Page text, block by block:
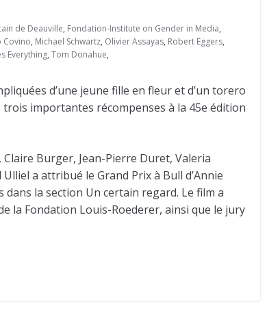
de Deauville, Fondation-Institute on Gender in Media,
Covino, Michael Schwartz, Olivier Assayas, Robert Eggers,
Everything, Tom Donahue,
d’une jeune fille en fleur et d’un torero
importantes récompenses à la 45e édition
Burger, Jean-Pierre Duret, Valeria
a attribué le Grand Prix à Bull d’Annie
la section Un certain regard. Le film a
la Fondation Louis-Roederer, ainsi que le jury